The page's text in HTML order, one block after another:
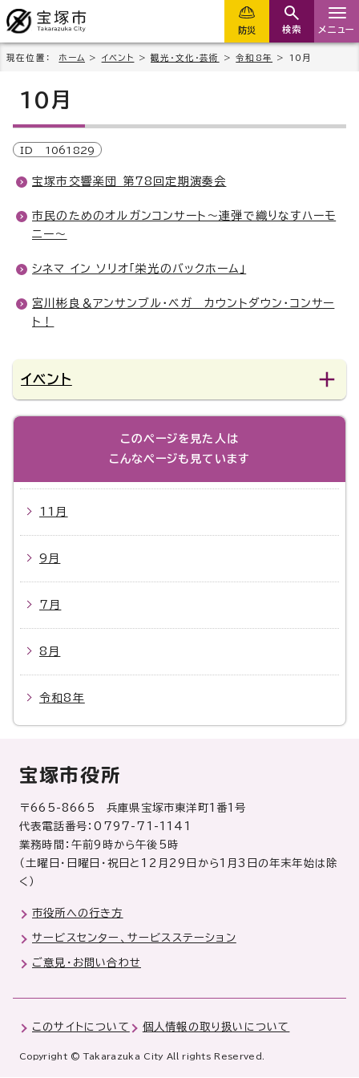
防災 検索 メニュー
現在位置： ホーム > イベント >観光・文化・芸術 >令和8年 > 10月
10月
ID 1061829
宝塚市交響楽団 第78回定期演奏会
市民のためのオルガンコンサート～連弾で織りなすハーモ
ニー～
シネマ イン ソリオ「栄光のバックホーム」
宮川彬良＆アンサンブル・ベガ カウントダウン・コンサー
ト！
イベント
このページを見た人は
こんなページも見ています
11月
9月
7月
8月
令和8年
宝塚市役所
〒665-8665 兵庫県宝塚市東洋町1番1号
代表電話番号：0797-71-1141
業務時間：午前9時から午後5時
（土曜日・日曜日・祝日と12月29日から1月3日の年末年始は除
く）
市役所への行き方
サービスセンター、サービスステーション
ご意見・お問い合わせ
このサイトについて 個人情報の取り扱いについて
Copyright © Takarazuka City All rights Reserved.